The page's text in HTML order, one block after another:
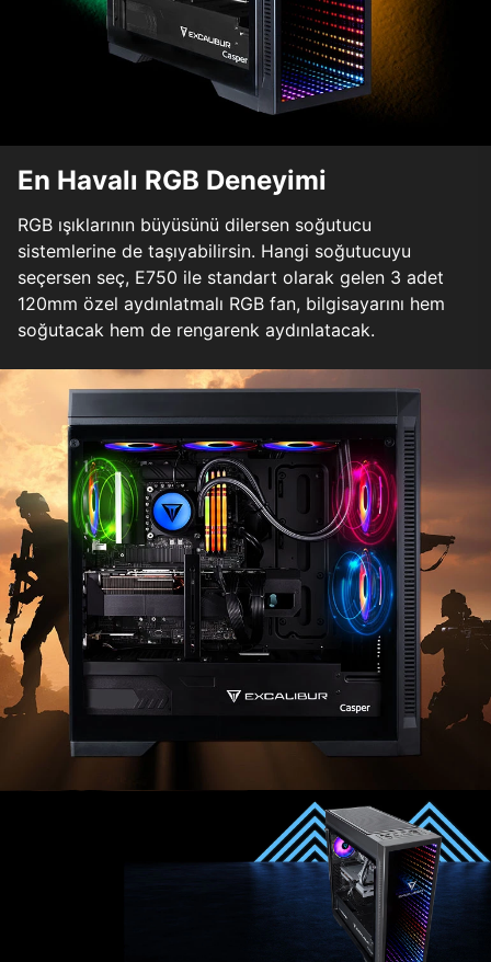
En Havalı RGB Deneyimi
RGB ışıklarının büyüsünü dilersen soğutucu
sistemlerine de taşıyabilirsin. Hangi soğutucuyu
seçersen seç, E750 ile standart olarak gelen 3 adet
120mm özel aydınlatmalı RGB fan, bilgisayarını hem
soğutacak hem de rengarenk aydınlatacak.